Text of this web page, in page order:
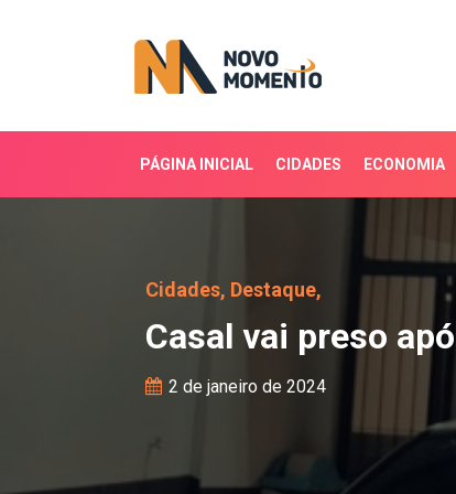
PÁGINA INICIAL CIDADES ECONOMIA
Casal vai preso após
Cidades, Destaque,
Casal vai preso
2 de janeiro de 2024